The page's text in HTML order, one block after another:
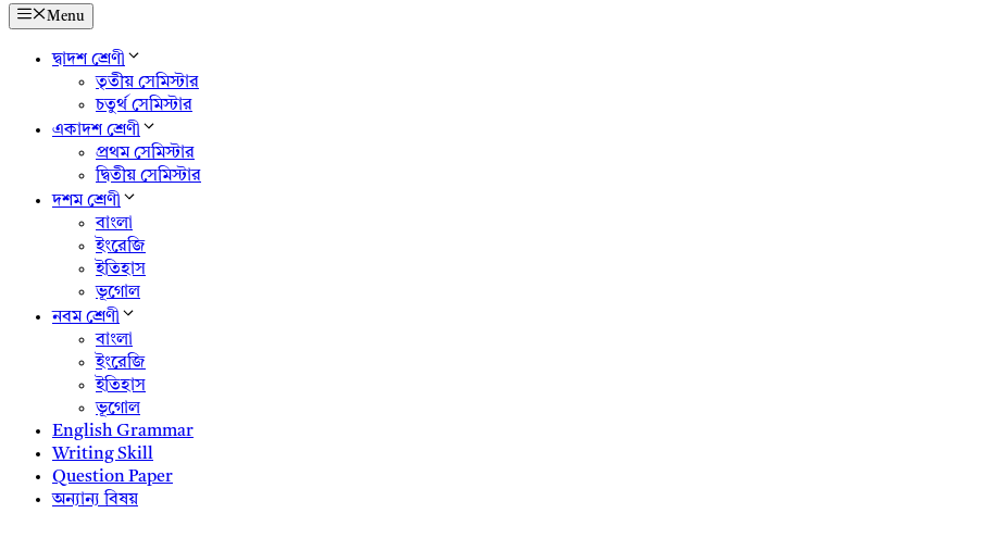
Menu
দ্বাদশ শ্রেণী
তৃতীয় সেমিস্টার
চতুর্থ সেমিস্টার
একাদশ শ্রেণী
প্রথম সেমিস্টার
দ্বিতীয় সেমিস্টার
দশম শ্রেণী
বাংলা
ইংরেজি
ইতিহাস
ভূগোল
নবম শ্রেণী
বাংলা
ইংরেজি
ইতিহাস
ভূগোল
English Grammar
Writing Skill
Question Paper
অন্যান্য বিষয়